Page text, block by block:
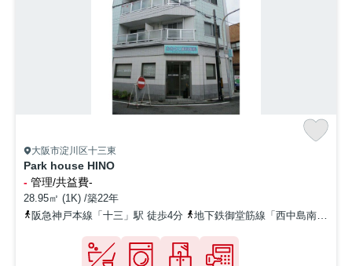
大阪市淀川区十三東
Park house HINO
- 管理/共益費-
28.95㎡ (1K) /築22年
阪急神戸本線「十三」駅 徒歩4分
地下鉄御堂筋線「西中島南方」駅 徒歩22分